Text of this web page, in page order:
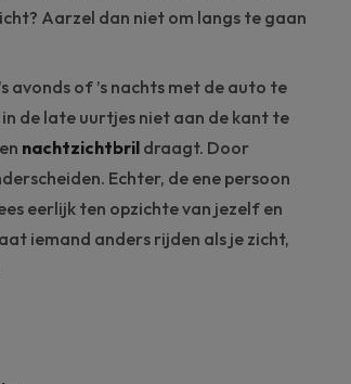
Aarzel dan niet om langs te gaan
avonds of ’s nachts met de auto te
de late uurtjes niet aan de kant te
nachtzichtbril draagt. Door
Echter, de ene persoon
eerlijk ten opzichte van jezelf en
iemand anders rijden als je zicht,